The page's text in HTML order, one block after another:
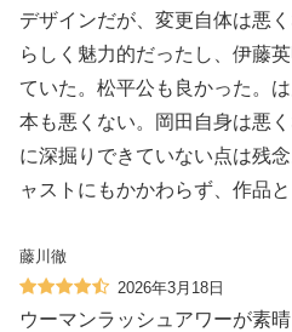
デザインだが、変更自体は悪
らしく魅力的だったし、伊藤
ていた。松平公も良かった。
本も悪くない。岡田自身は悪
に深掘りできていない点は残
ャストにもかかわらず、作品
藤川徹
2026年3月18日
ウーマンラッシュアワーが素